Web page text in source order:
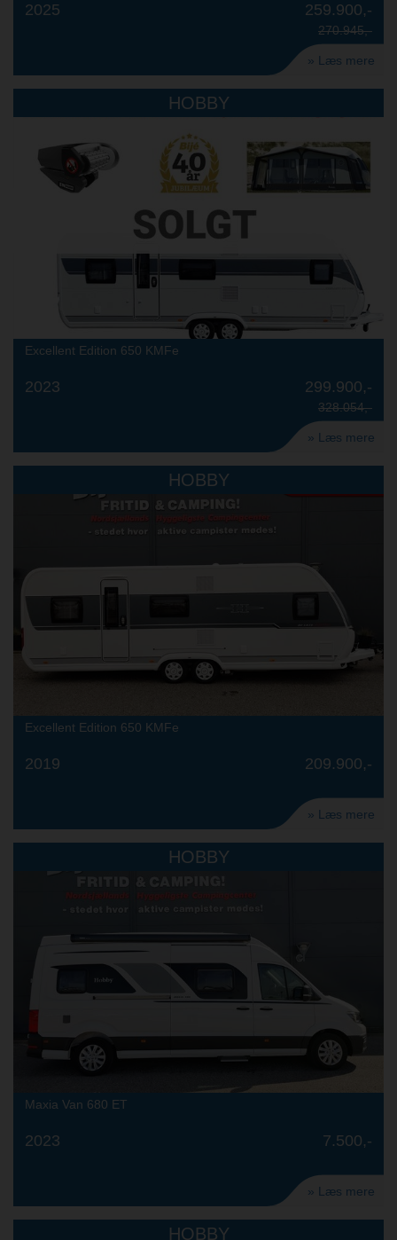
2025 259.900,-
270.945,-
» Læs mere
HOBBY
Excellent Edition 650 KMFe
2023 299.900,-
328.054,-
» Læs mere
HOBBY
Excellent Edition 650 KMFe
2019 209.900,-
» Læs mere
HOBBY
Maxia Van 680 ET
2023 7.500,-
» Læs mere
HOBBY